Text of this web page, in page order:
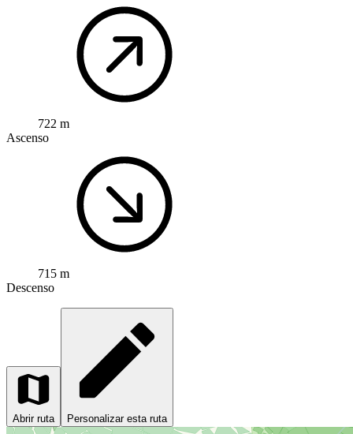
722 m
Ascenso
715 m
Descenso
Abrir ruta Personalizar esta ruta